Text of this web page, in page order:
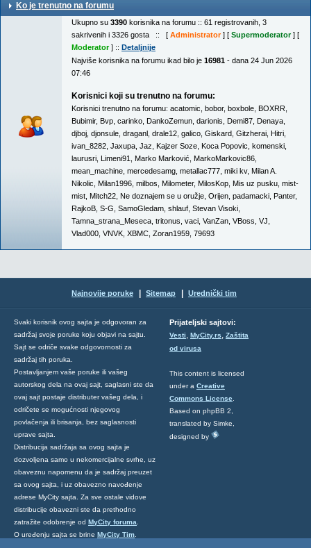
Ko je trenutno na forumu
Ukupno su 3390 korisnika na forumu :: 61 registrovanih, 3
sakrivenih i 3326 gosta :: [ Administrator] [ Supermoderator] [
Moderator] :: Detaljnije
Najviše korisnika na forumu ikad bilo je 16981 - dana 24 Jun 2026
07:46
Korisnici koji su trenutno na forumu:
Korisnici trenutno na forumu: acatomic bobor, boxbole BOXRR
Bubimir, Bvp carinko DankoZemun darionis Demi87 Denaya
djboj djonsule draganl drale12 galico Giskard Gitzherai Hitri
ivan_8282 Jaxupa Jaz Kajzer Soze Koca Popovic komenski
laurusri Limeni91 Marko Marković MarkoMarkovic86
mean_machine mercedesamg metallac777 miki kv, Milan A.
Nikolic Milan1996 milbos Milometer, MilosKop Mis uz pusku mist-
mist Mitch22 Ne doznajem se u oružje Orijen padamacki Panter,
RajkoB S-G SamoGledam shlauf Stevan Visoki
Tamna_strana_Meseca tritonus vaci VanZan VBoss VJ
Vlad000 VNVK XBMC Zoran1959 79693
Najnovije poruke Sitemap Urednički tim
Svaki korisnik ovog sajta je odgovoran za
sadržaj svoje poruke koju objavi na sajtu.
Sajt se odriče svake odgovornosti za
sadržaj tih poruka.
Postavljanjem vaše poruke ili vašeg
autorskog dela na ovaj sajt, saglasni ste da
ovaj sajt postaje distributer vašeg dela, i
odričete se mogućnosti njegovog
povlačenja ili brisanja, bez saglasnosti
uprave sajta.
Distribucija sadržaja sa ovog sajta je
dozvoljena samo u nekomercijalne svrhe, uz
obaveznu napomenu da je sadržaj preuzet
sa ovog sajta, i uz obavezno navođenje
adrese MyCity sajta. Za sve ostale vidove
distribucije obavezni ste da prethodno
zatražite odobrenje od MyCity foruma
O uređenju sajta se brine MyCity Tim
Prijateljski sajtovi:
Vesti, MyCity.rs, Zaštita
od virusa
This content is licensed
under a Creative
Commons License
Based on phpBB 2,
translated by Simke,
designed by